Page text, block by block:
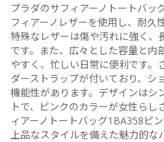
プラダのサフィアーノトートバッ
フィアーノレザーを使用し、耐久
特殊なレザーは傷や汚れに強く、
です。また、広々とした容量と内
やすく、忙しい日常に便利です。
ダーストラップが付いており、シ
機能性があります。デザインはシ
トで、ピンクのカラーが女性らし
ィアーノトートバッグ1BA358ピ
上品なスタイルを備えた魅力的な